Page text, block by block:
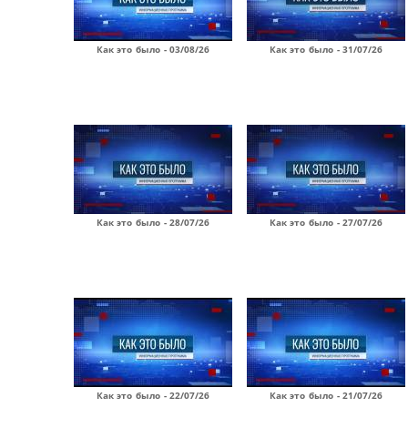
Как это было - 03/08/26 Как это было - 31/07/26
Как это было - 28/07/26 Как это было - 27/07/26
Как это было - 22/07/26 Как это было - 21/07/26